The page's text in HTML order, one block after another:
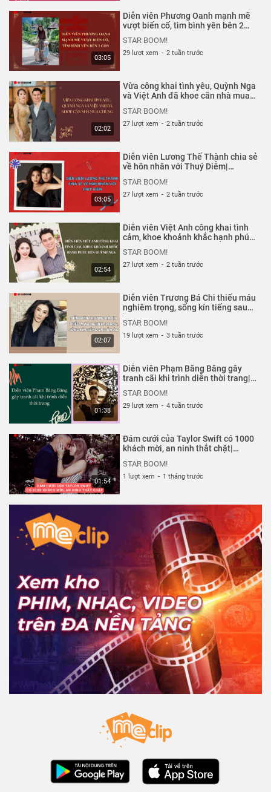
03:05
Diễn viên Phương Oanh mạnh mẽ
vượt biến cố, tìm bình yên bên 2
STAR BOOM!
29 lượt xem - 2 tuần trước
02:02
Vừa công khai tình yêu, Quỳnh Nga
và Việt Anh đã khoe căn nhà mua
STAR BOOM!
27 lượt xem - 2 tuần trước
03:05
Diễn viên Lương Thế Thành chia sẻ
về hôn nhân với Thuý Diễm|
STAR BOOM!
27 lượt xem - 2 tuần trước
02:54
Diễn viên Việt Anh công khai tình
cảm, khoe khoảnh khắc hạnh phúc
STAR BOOM!
27 lượt xem - 2 tuần trước
02:07
Diễn viên Trương Bá Chi thiếu máu
nghiêm trọng, sống kín tiếng sau
STAR BOOM!
19 lượt xem - 3 tuần trước
01:38
Diễn viên Phạm Băng Băng gây
tranh cãi khi trình diễn thời trang|
STAR BOOM!
29 lượt xem - 4 tuần trước
01:54
Đám cưới của Taylor Swift có 1000
khách mời, an ninh thắt chặt|
STAR BOOM!
1 lượt xem - 1 tháng trước